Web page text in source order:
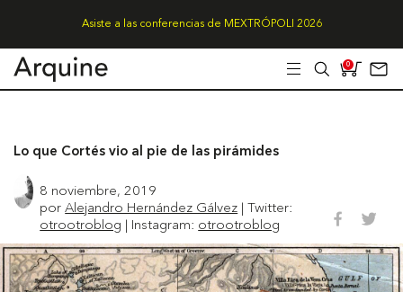
Asiste a las conferencias de MEXTRÓPOLI 2026
0
Lo que Cortés vio al pie de las pirámides
8 noviembre, 2019
porAlejandro Hernández Gálvez | Twitter:
otrootroblog | Instagram: otrootroblog